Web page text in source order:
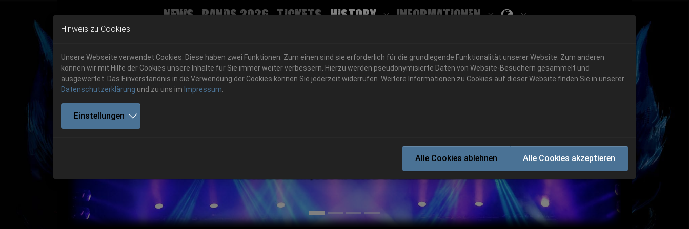
Skip to main navigation
Skip to main content
Skip to page footer
News Bands 2026 Tickets History Informationen
Submenu for "Informationen"
06.-08. August 2026
Get your tickets!
06.-08. August 2026
Hell Is Here
06.-08. August 2026
Schlotheim, Flugplatz Obermehler
Previous
Hinweis zu Cookies
Unsere Webseite verwendet Cookies. Diese haben zwei Funktionen: Zum einen sind sie erforderlich für die grundlegende Funktionalität unserer Website. Zum anderen
können wir mit Hilfe der Cookies unsere Inhalte für Sie immer weiter verbessern. Hierzu werden pseudonymisierte Daten von Website-Besuchern gesammelt und
ausgewertet. Das Einverständnis in die Verwendung der Cookies können Sie jederzeit widerrufen. Weitere Informationen zu Cookies auf dieser Website finden Sie in unserer
Datenschutzerklärung und zu uns im Impressum
Einstellungen
Alle Cookies ablehnen Alle Cookies akzeptieren